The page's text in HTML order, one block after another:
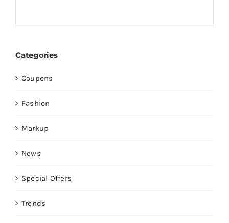
Categories
Coupons
Fashion
Markup
News
Special Offers
Trends